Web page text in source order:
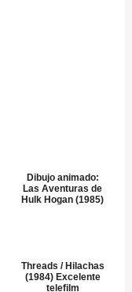
Dibujo animado:
Las Aventuras de
Hulk Hogan (1985)
Threads / Hilachas
(1984) Excelente
telefilm